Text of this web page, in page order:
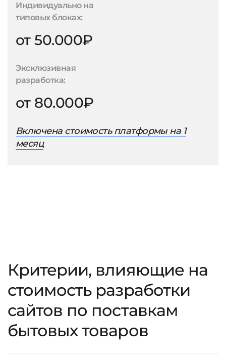
Индивидуально на
типовых блоках:
от 50.000₽
Эксклюзивная
разработка:
от 80.000₽
Включена стоимость платформы на 1
месяц
Критерии, влияющие на
стоимость разработки
сайтов по поставкам
бытовых товаров